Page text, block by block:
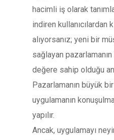
hacimli iş olarak
indiren kullanıcılardan
alıyorsanız; yeni bir
sağlayan
değere sahip olduğu
Pazarlamanın büyük bir
uygulamanın
yapılır.
Ancak, uygulamayı